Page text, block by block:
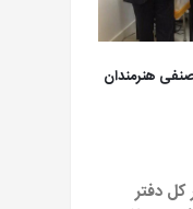
هنرمندان
کل دفتر